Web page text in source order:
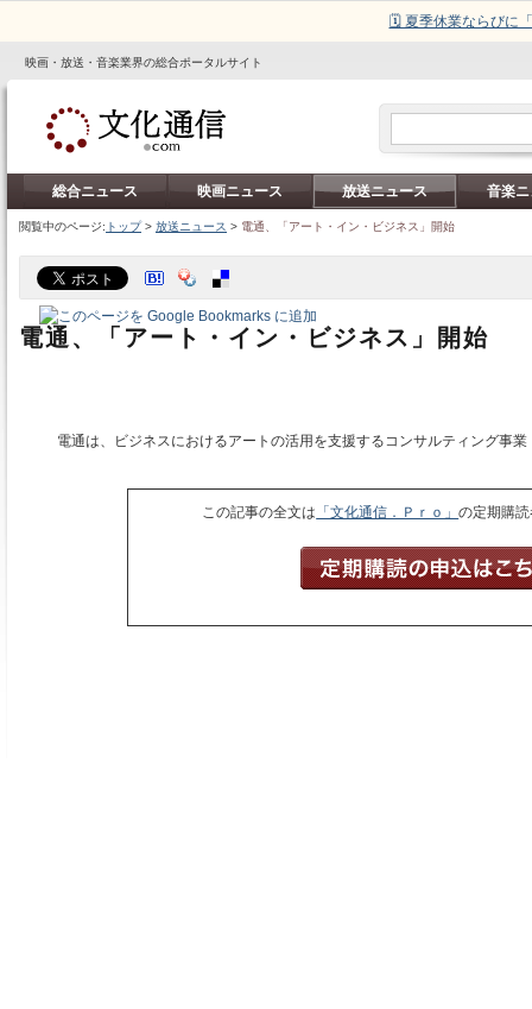
🗓️ 夏季休業ならびに
映画・放送・音楽業界の総合ポータルサイト
総合ニュース 映画ニュース 放送ニュース 音楽
閲覧中のページ: トップ> 放送ニュース > 電通、「アート・イン・ビジネス」開始
電通、「アート・イン・ビジネス」開始
電通は、ビジネスにおけるアートの活用を支援するコンサルティング事業
この記事の全文は 「文化通信．Ｐｒｏ」の定期購